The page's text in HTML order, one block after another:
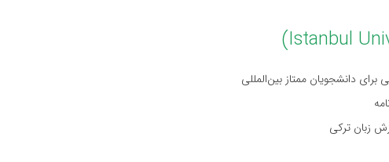
دانشجویان ممتاز بین‌المللی
زبان ترکی